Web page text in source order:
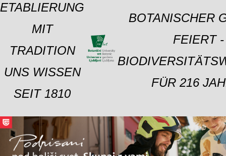
ETABLIERUNG
MIT
TRADITION
UNS WISSEN
SEIT 1810
BOTANISCHER
FEIERT -
FÜR 216